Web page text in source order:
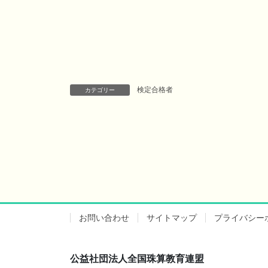
カテゴリー 検定合格者
お問い合わせ サイトマップ プライバシー
公益社団法人全国珠算教育連盟